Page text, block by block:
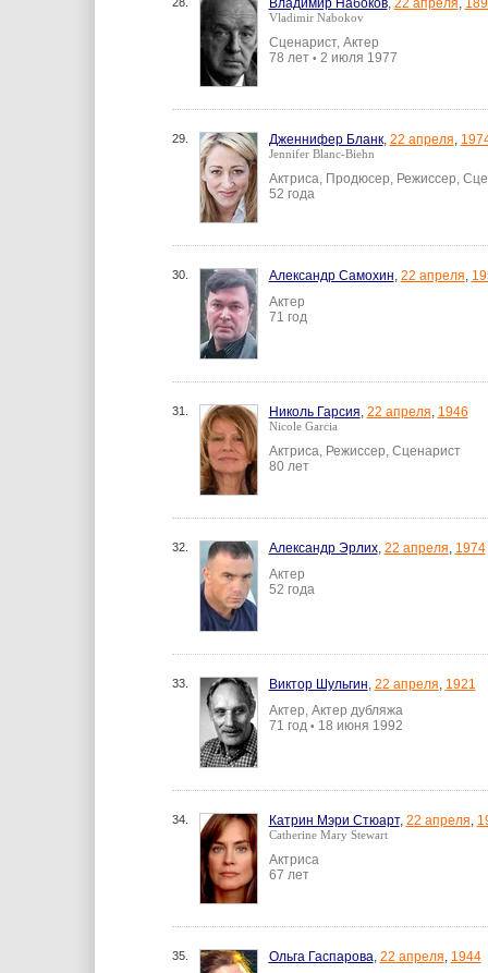
Владимир Набоков, 22 апреля ,
Vladimir Nabokov
Сценарист, Актер
78 лет • 2 июля 1977
29. Дженнифер Бланк, 22 апреля,
Jennifer Blanc-Biehn
Актриса, Продюсер, Режиссер,
52 года
30. Александр Самохин, 22 апреля,
Актер
71 год
31. Николь Гарсия, 22 апреля, 1946
Nicole Garcia
Актриса, Режиссер, Сценарист
80 лет
32. Александр Эрлих, 22 апреля, 1974
Актер
52 года
33. Виктор Шульгин, 22 апреля, 1921
Актер, Актер дубляжа
71 год • 18 июня 1992
34. Катрин Мэри Стюарт, 22 апреля,
Catherine Mary Stewart
Актриса
67 лет
35. Ольга Гаспарова, 22 апреля, 1944